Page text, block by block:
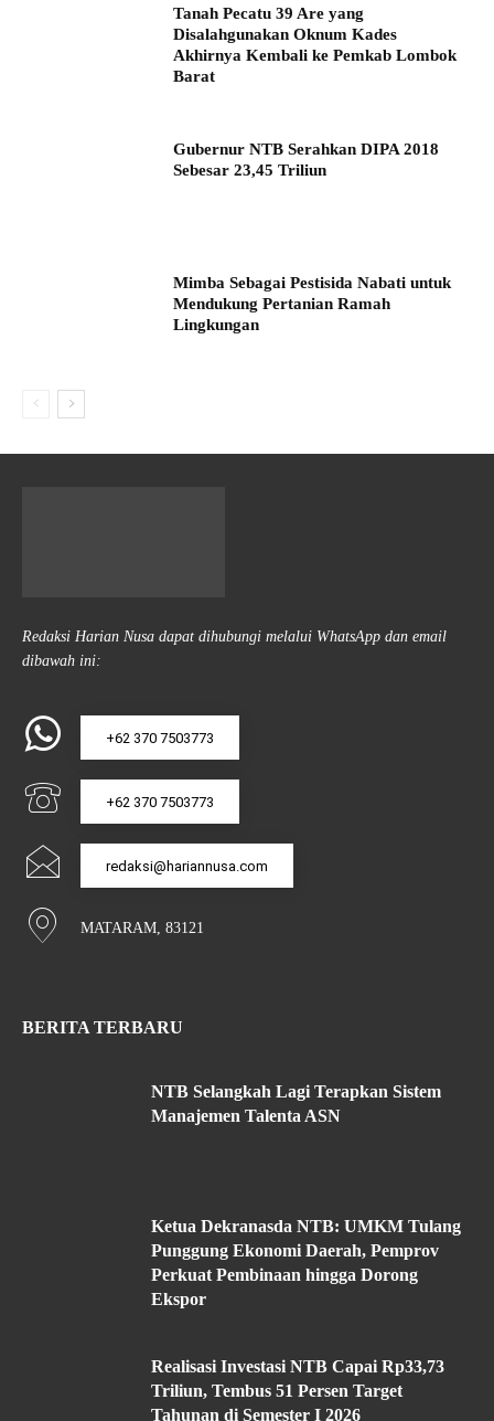
Tanah Pecatu 39 Are yang
Disalahgunakan Oknum Kades
Akhirnya Kembali ke Pemkab Lombok
Barat
Gubernur NTB Serahkan DIPA 2018
Sebesar 23,45 Triliun
Mimba Sebagai Pestisida Nabati untuk
Mendukung Pertanian Ramah
Lingkungan
Redaksi Harian Nusa dapat dihubungi melalui WhatsApp dan email
dibawah ini:
+62 370 7503773
+62 370 7503773
redaksi@hariannusa.com
MATARAM, 83121
BERITA TERBARU
NTB Selangkah Lagi Terapkan Sistem
Manajemen Talenta ASN
Ketua Dekranasda NTB: UMKM Tulang
Punggung Ekonomi Daerah, Pemprov
Perkuat Pembinaan hingga Dorong
Ekspor
Realisasi Investasi NTB Capai Rp33,73
Triliun, Tembus 51 Persen Target
Tahunan di Semester I 2026